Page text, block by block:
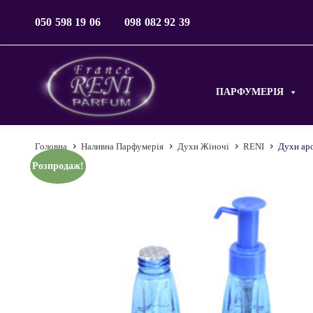
050 598 19 06 098 082 92 39
ПАРФУМЕРІЯ
Головна Наливна Парфумерія Духи Жіночі RENI
Духи
Розпродаж!